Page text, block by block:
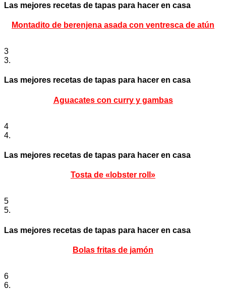
Las mejores recetas de tapas para hacer en casa
Montadito de berenjena asada con ventresca de atún
3
3.
Las mejores recetas de tapas para hacer en casa
Aguacates con curry y gambas
4
4.
Las mejores recetas de tapas para hacer en casa
Tosta de «lobster roll»
5
5.
Las mejores recetas de tapas para hacer en casa
Bolas fritas de jamón
6
6.